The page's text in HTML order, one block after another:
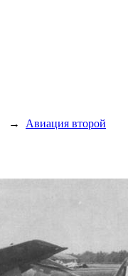
→ Авиация второй